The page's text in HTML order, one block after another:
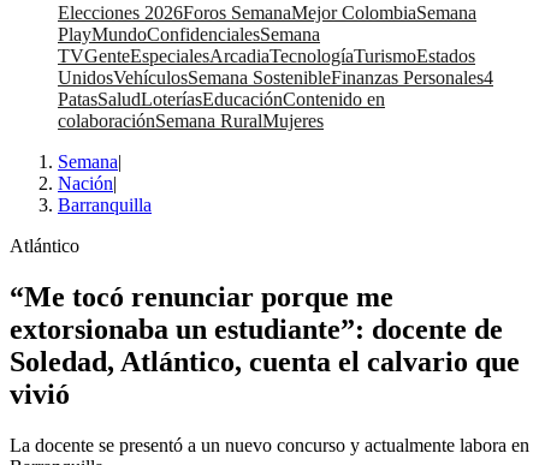
Elecciones 2026Foros SemanaMejor ColombiaSemana
PlayMundoConfidencialesSemana
TVGenteEspecialesArcadiaTecnologíaTurismoEstados
UnidosVehículosSemana SostenibleFinanzas Personales4
PatasSaludLoteríasEducaciónContenido en
colaboraciónSemana RuralMujeres
Semana|
Nación|
Barranquilla
Atlántico
“Me tocó renunciar porque me
extorsionaba un estudiante”: docente de
Soledad, Atlántico, cuenta el calvario que
vivió
La docente se presentó a un nuevo concurso y actualmente labora en